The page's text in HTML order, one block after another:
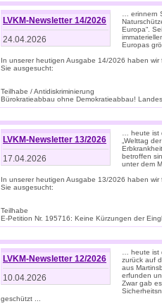
LVKM-Newsletter 14/2026
24.04.2026
… erinnern
Europa“.
Europas
In unserer heutigen Ausgabe 14/2026 haben
Sie ausgesucht:
Teilhabe / Antidiskriminierung
Bürokratieabbau ohne Demokratieabbau!
LVKM-Newsletter 13/2026
17.04.2026
… heute ist
„Welttag
betroffen
unter dem
In unserer heutigen Ausgabe 13/2026 haben
Sie ausgesucht:
Teilhabe
E-Petition Nr. 195716: Keine Kürzungen der
LVKM-Newsletter 12/2026
10.04.2026
… heute ist
zurück auf
aus
erfunden
Zwar gab
geschützt ...